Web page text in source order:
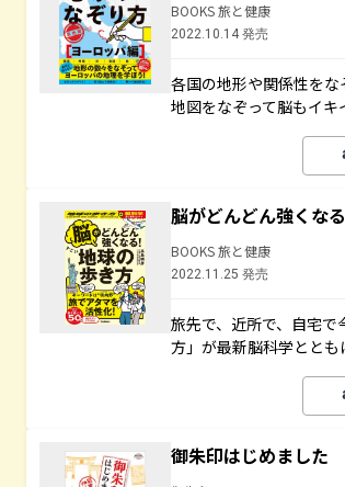
BOOKS 旅と健康
2022.10.14 発売
各国の地形や関係性を
地図をなぞって脳もイキ
脳がどんどん強くな
BOOKS 旅と健康
2022.11.25 発売
旅先で、近所で、自宅
方」が最新脳科学ととも
御朱印はじめまし